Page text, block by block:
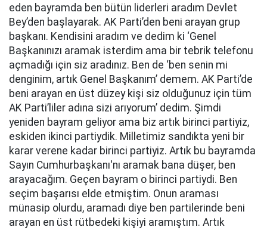
eden bayramda ben bütün liderleri aradım Devlet
Bey’den başlayarak. AK Parti’den beni arayan grup
başkanı. Kendisini aradım ve dedim ki ‘Genel
Başkanınızı aramak isterdim ama bir tebrik telefonu
açmadığı için siz aradınız. Ben de ‘ben senin mi
denginim, artık Genel Başkanım’ demem. AK Parti’de
beni arayan en üst düzey kişi siz olduğunuz için tüm
AK Parti’liler adına sizi arıyorum’ dedim. Şimdi
yeniden bayram geliyor ama biz artık birinci partiyiz,
eskiden ikinci partiydik. Milletimiz sandıkta yeni bir
karar verene kadar birinci partiyiz. Artık bu bayramda
Sayın Cumhurbaşkanı'nı aramak bana düşer, ben
arayacağım. Geçen bayram o birinci partiydi. Ben
seçim başarısı elde etmiştim. Onun araması
münasip olurdu, aramadı diye ben partilerinde beni
arayan en üst rütbedeki kişiyi aramıştım. Artık